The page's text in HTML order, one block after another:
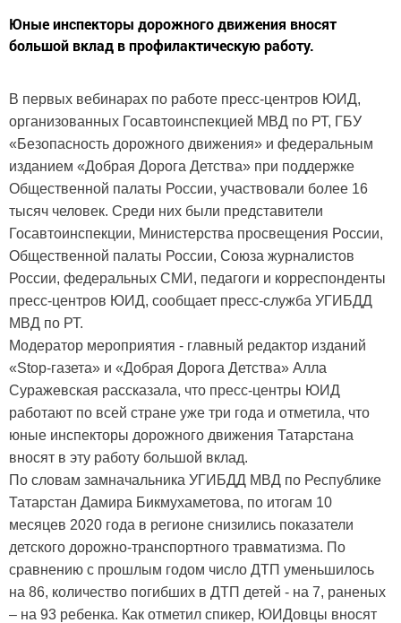
Юные инспекторы дорожного движения вносят
большой вклад в профилактическую работу.
В первых вебинарах по работе пресс-центров ЮИД,
организованных Госавтоинспекцией МВД по РТ, ГБУ
«Безопасность дорожного движения» и федеральным
изданием «Добрая Дорога Детства» при поддержке
Общественной палаты России, участвовали более 16
тысяч человек. Среди них были представители
Госавтоинспекции, Министерства просвещения России,
Общественной палаты России, Союза журналистов
России, федеральных СМИ, педагоги и корреспонденты
пресс-центров ЮИД, сообщает пресс-служба УГИБДД
МВД по РТ.
Модератор мероприятия - главный редактор изданий
«Stop-газета» и «Добрая Дорога Детства» Алла
Суражевская рассказала, что пресс-центры ЮИД
работают по всей стране уже три года и отметила, что
юные инспекторы дорожного движения Татарстана
вносят в эту работу большой вклад.
По словам замначальника УГИБДД МВД по Республике
Татарстан Дамира Бикмухаметова, по итогам 10
месяцев 2020 года в регионе снизились показатели
детского дорожно-транспортного травматизма. По
сравнению с прошлым годом число ДТП уменьшилось
на 86, количество погибших в ДТП детей - на 7, раненых
– на 93 ребенка. Как отметил спикер, ЮИДовцы вносят